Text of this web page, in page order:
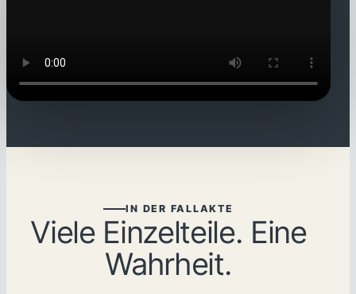
IN DER FALLAKTE
Viele Einzelteile. Eine
Wahrheit.